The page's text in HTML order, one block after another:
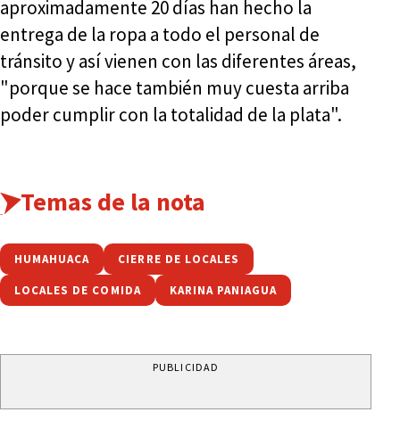
aproximadamente 20 días han hecho la
entrega de la ropa a todo el personal de
tránsito y así vienen con las diferentes áreas,
"porque se hace también muy cuesta arriba
poder cumplir con la totalidad de la plata".
Temas de la nota
HUMAHUACA CIERRE DE LOCALES
LOCALES DE COMIDA KARINA PANIAGUA
PUBLICIDAD